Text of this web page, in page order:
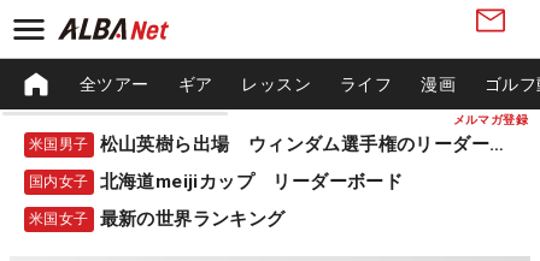
メルマガ登録
全ツアー ギア レッスン ライフ 漫画 ゴル
米国男子 松山英樹ら出場 ウィンダム選手権のリーダーボード
国内女子 北海道meijiカップ リーダーボード
米国女子 最新の世界ランキング